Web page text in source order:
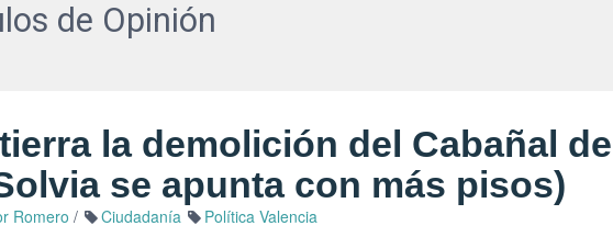
de Opinión
la demolición del Cabañal de
se apunta con más pisos)
Romero / Ciudadanía Política Valencia